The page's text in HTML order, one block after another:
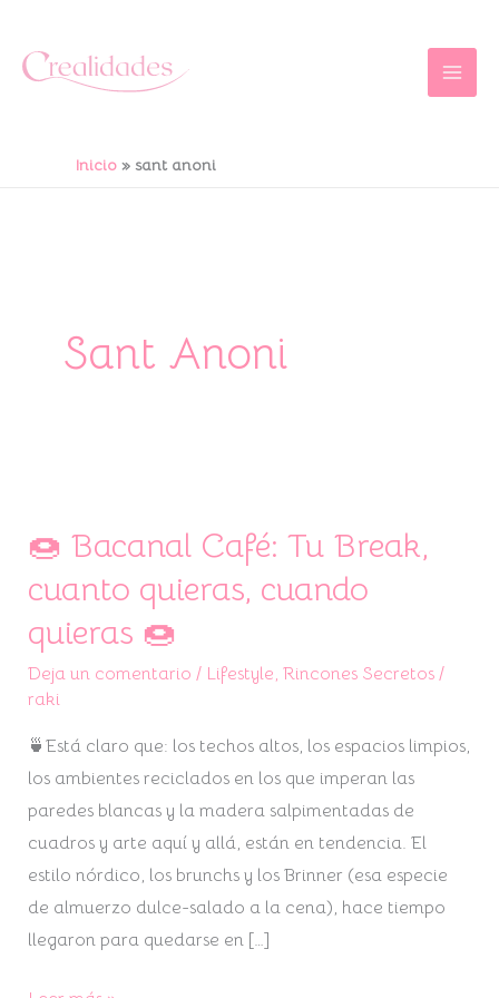
contenido
Inicio sant anoni
Sant Anoni
🍩 Bacanal Café: Tu Break,
cuanto quieras, cuando
quieras 🍩
Deja un comentario / Lifestyle, Rincones Secretos/
raki
🍵Está claro que: los techos altos, los espacios limpios,
los ambientes reciclados en los que imperan las
paredes blancas y la madera salpimentadas de
cuadros y arte aquí y allá, están en tendencia. El
estilo nórdico, los brunchs y los Brinner (esa especie
de almuerzo dulce-salado a la cena), hace tiempo
llegaron para quedarse en […]
🍩
Café:
Tu
Break,
cuanto
quieras,
cuando
quieras